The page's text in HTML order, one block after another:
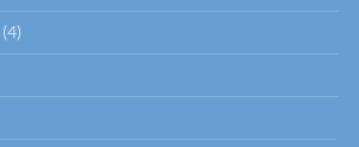
(4)